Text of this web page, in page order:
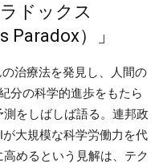
ドックス
Paradox）」
治療法を発見し、人間の
分の科学的進歩をもたら
をしばしば語る。連邦政
大規模な科学労働力を代
めるという見解は、テク